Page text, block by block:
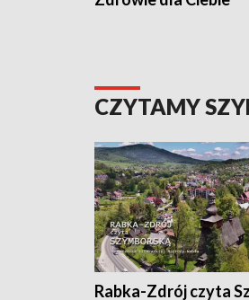
CZYTAMY
Rabka-Zdrój czyta